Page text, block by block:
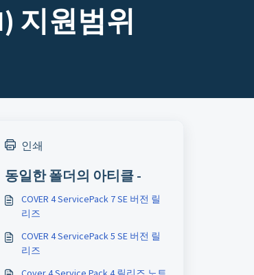
지원범위
인쇄
동일한 폴더의 아티클 -
COVER 4 ServicePack 7 SE 버전 릴
리즈
COVER 4 ServicePack 5 SE 버전 릴
리즈